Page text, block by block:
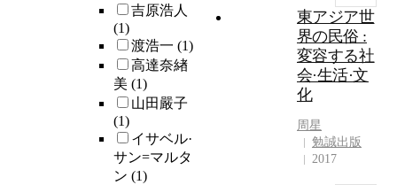
吉原浩人
(1)
渡浩一 (1)
高達奈緖
美 (1)
山田嚴子
(1)
イサベル·
サン=マルタ
ン (1)
東アジア世
界の民俗 :
変容する社
会·生活·文
化
周星
勉誠出版
2017